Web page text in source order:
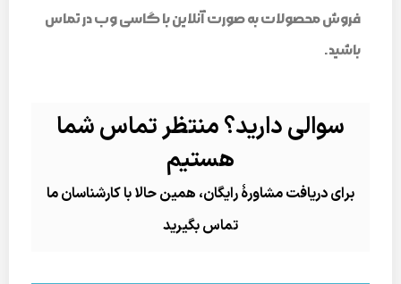
فروش محصولات به صورت آنلاین با گاسی وب در تماس
باشید.
سوالی دارید؟ منتظر تماس شما
هستیم
برای دریافت مشاورۀ رایگان، همین حالا با کارشناسان ما
تماس بگیرید